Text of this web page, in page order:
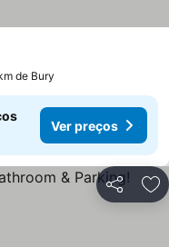
de Bury
Ver preços
Partilhar